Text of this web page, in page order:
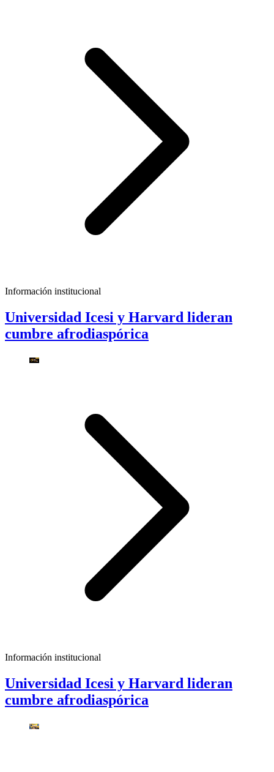
Información institucional
Universidad Icesi y Harvard lideran
cumbre afrodiaspórica
Información institucional
Universidad Icesi y Harvard lideran
cumbre afrodiaspórica